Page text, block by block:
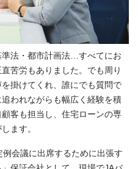
法・都市計画法…すべてにお
苦労もありました。でも周り
掛けてくれ、誰にでも質問で
われながらも幅広く経験を積
客も担当し、住宅ローンの専
ます。
会議に出席するために出張す